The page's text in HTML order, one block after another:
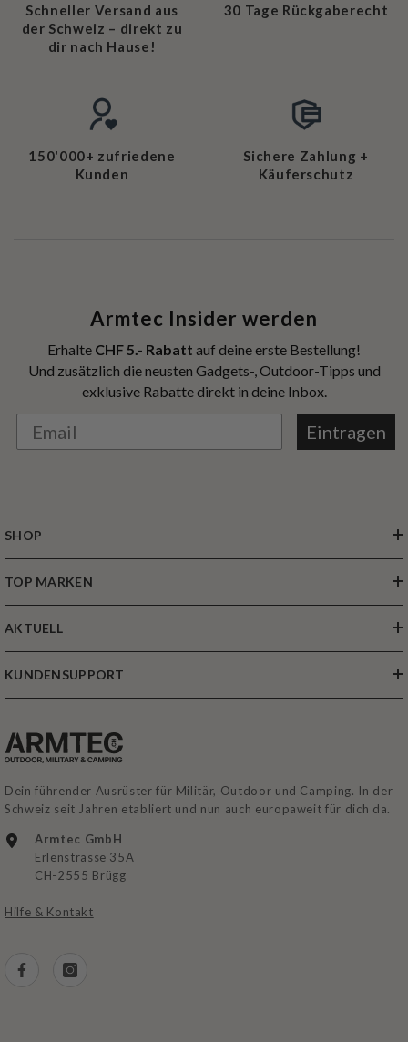
Schneller Versand aus
der Schweiz – direkt zu
dir nach Hause!
30 Tage Rückgaberecht
150'000+ zufriedene
Kunden
Sichere Zahlung +
Käuferschutz
Armtec Insider werden
Erhalte CHF 5.- Rabatt auf deine erste Bestellung!
Und zusätzlich die neusten Gadgets-, Outdoor-Tipps und
exklusive Rabatte direkt in deine Inbox.
Eintragen
SHOP
TOP MARKEN
AKTUELL
KUNDENSUPPORT
Dein führender Ausrüster für Militär, Outdoor und Camping. In der
Schweiz seit Jahren etabliert und nun auch europaweit für dich da.
Armtec GmbH
Erlenstrasse 35A
CH-2555 Brügg
Hilfe & Kontakt